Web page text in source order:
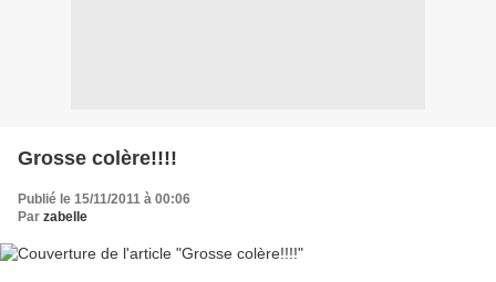
Grosse colère!!!!
Publié le 15/11/2011 à 00:06
Par zabelle